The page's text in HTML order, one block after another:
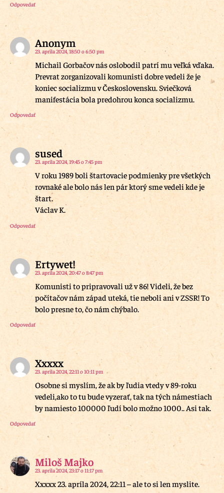
Odpovedať
Anonym
23. apríla 2024, 18:50 o 6:50 pm
Michail Gorbačov nás oslobodil patrí mu veľká vďaka.
Prevrat zorganizovali komunisti dobre vedeli že je
koniec socializmu v Československu. Sviečková
manifestácia bola predohrou konca socializmu.
Odpovedať
sused
23. apríla 2024, 19:45 o 7:45 pm
V roku 1989 boli štartovacie podmienky pre všetkých
rovnaké ale bolo nás len pár ktorý sme vedeli kde je
štart.
Václav K.
Odpovedať
Ertywet!
23. apríla 2024, 20:47 o 8:47 pm
Komunisti to pripravovali už v 86! Videli, že bez
počítačov nám západ uteká, tie neboli ani v ZSSR! To
bolo presne to, čo nám chýbalo.
Odpovedať
Xxxxx
23. apríla 2024, 22:11 o 10:11 pm
Osobne si myslím, že ak by ľudia vtedy v 89-roku
vedeli,ako to tu bude vyzerať, tak na tých námestiach
by namiesto 100000 ľudí bolo možno 1000.. Asi tak.
Odpovedať
Miloš Majko
23. apríla 2024, 23:17 o 11:17 pm
Xxxxx 23. apríla 2024, 22:11 – ale to si len myslite.